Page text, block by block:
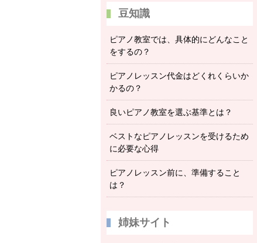
豆知識
ピアノ教室では、具体的にどんなこと
をするの？
ピアノレッスン代金はどくれくらいか
かるの？
良いピアノ教室を選ぶ基準とは？
ベストなピアノレッスンを受けるため
に必要な心得
ピアノレッスン前に、準備すること
は？
姉妹サイト